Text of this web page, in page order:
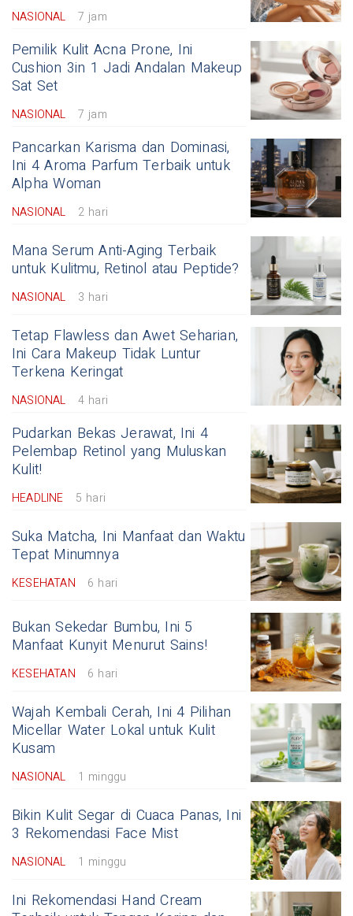
NASIONAL 7 jam
Pemilik Kulit Acna Prone, Ini
Cushion 3in 1 Jadi Andalan Makeup
Sat Set
NASIONAL 7 jam
Pancarkan Karisma dan Dominasi,
Ini 4 Aroma Parfum Terbaik untuk
Alpha Woman
NASIONAL 2 hari
Mana Serum Anti-Aging Terbaik
untuk Kulitmu, Retinol atau Peptide?
NASIONAL 3 hari
Tetap Flawless dan Awet Seharian,
Ini Cara Makeup Tidak Luntur
Terkena Keringat
NASIONAL 4 hari
Pudarkan Bekas Jerawat, Ini 4
Pelembap Retinol yang Muluskan
Kulit!
HEADLINE 5 hari
Suka Matcha, Ini Manfaat dan Waktu
Tepat Minumnya
KESEHATAN 6 hari
Bukan Sekedar Bumbu, Ini 5
Manfaat Kunyit Menurut Sains!
KESEHATAN 6 hari
Wajah Kembali Cerah, Ini 4 Pilihan
Micellar Water Lokal untuk Kulit
Kusam
NASIONAL 1 minggu
Bikin Kulit Segar di Cuaca Panas, Ini
3 Rekomendasi Face Mist
NASIONAL 1 minggu
Ini Rekomendasi Hand Cream